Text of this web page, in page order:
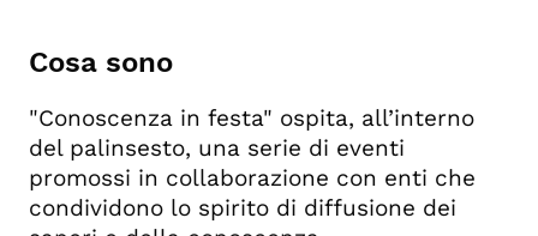
Le parole per dirlo. La morte
Le fonti della conoscenza
Giovedì 30 maggio
Assemblea RUS – Rete delle
Università per lo Sviluppo
Cosa sono
"Conoscenza in festa" ospita, all’interno
del palinsesto, una serie di eventi
promossi in collaborazione con enti che
condividono lo spirito di diffusione dei